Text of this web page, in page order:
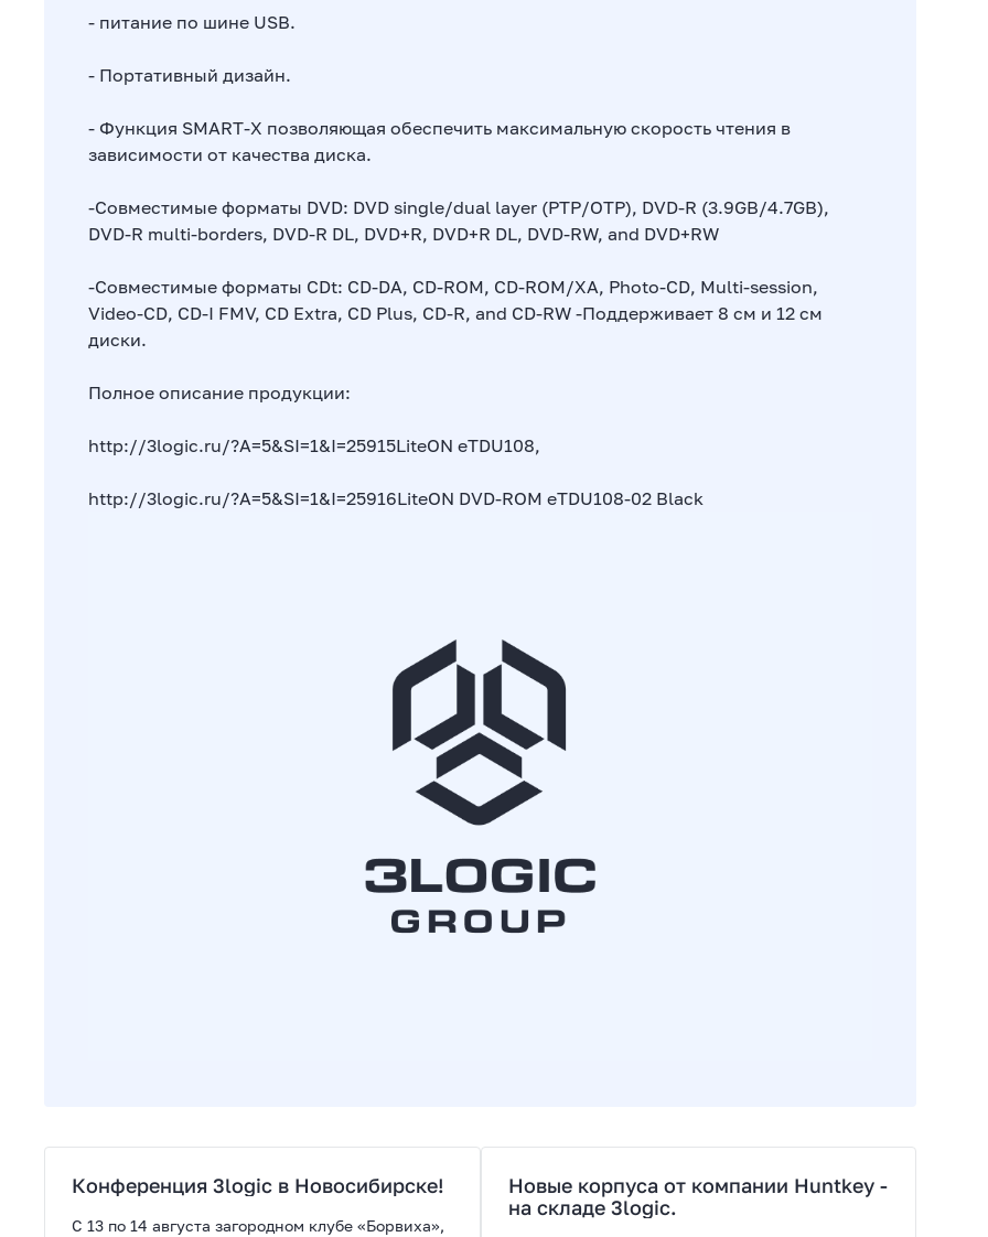
- питание по шине USB.
- Портативный дизайн.
- Функция SMART-X позволяющая обеспечить максимальную скорость чтения в
зависимости от качества диска.
-Совместимые форматы DVD: DVD single/dual layer (PTP/OTP), DVD-R (3.9GB/4.7GB),
DVD-R multi-borders, DVD-R DL, DVD+R, DVD+R DL, DVD-RW, and DVD+RW
-Совместимые форматы CDt: CD-DA, CD-ROM, CD-ROM/XA, Photo-CD, Multi-session,
Video-CD, CD-I FMV, CD Extra, CD Plus, CD-R, and CD-RW -Поддерживает 8 см и 12 см
диски.
Полное описание продукции:
http://3logic.ru/?A=5&SI=1&I=25915LiteON eTDU108,
http://3logic.ru/?A=5&SI=1&I=25916LiteON DVD-ROM eTDU108-02 Black
Конференция 3logic в Новосибирске!
С 13 по 14 августа загородном клубе «Борвиха»,
Новые корпуса от компании Huntkey -
на складе 3logic.